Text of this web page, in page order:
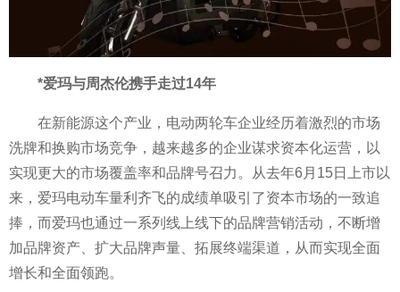
*爱玛与周杰伦携手走过14年
在新能源这个产业，电动两轮车企业经历着激烈的市场
洗牌和换购市场竞争，越来越多的企业谋求资本化运营，以
实现更大的市场覆盖率和品牌号召力。从去年6月15日上市以
来，爱玛电动车量利齐飞的成绩单吸引了资本市场的一致追
捧，而爱玛也通过一系列线上线下的品牌营销活动，不断增
加品牌资产、扩大品牌声量、拓展终端渠道，从而实现全面
增长和全面领跑。